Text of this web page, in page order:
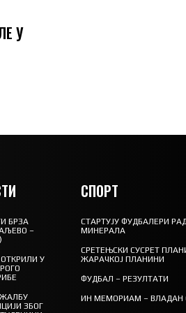
У
БРЗА
–
У
ЗБОГ
СПОРТ
СТАРТУЈУ ФУДБАЛЕРИ
МИНЕРАЛА
СРЕТЕЊСКИ СУСРЕТ
ЖАРАЧКОЈ ПЛАНИНИ
ФУДБАЛ – РЕЗУЛТАТИ
ИН МЕМОРИАМ – ВЛАДАН